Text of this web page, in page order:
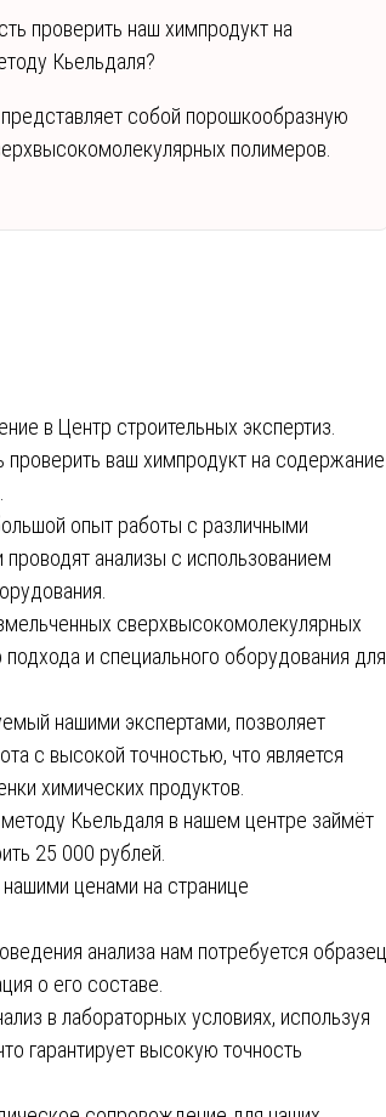
проверить наш химпродукт на
Кьельдаля?
собой порошкообразную
полимеров.
в Центр строительных экспертиз.
ваш химпродукт на содержание
опыт работы с различными
анализы с использованием
сверхвысокомолекулярных
и специального оборудования для
нашими экспертами, позволяет
с высокой точностью, что является
химических продуктов.
Кьельдаля в нашем центре займёт
25 000 рублей.
ценами на странице
анализа нам потребуется образец
о его составе.
в лабораторных условиях, используя
гарантирует высокую точность